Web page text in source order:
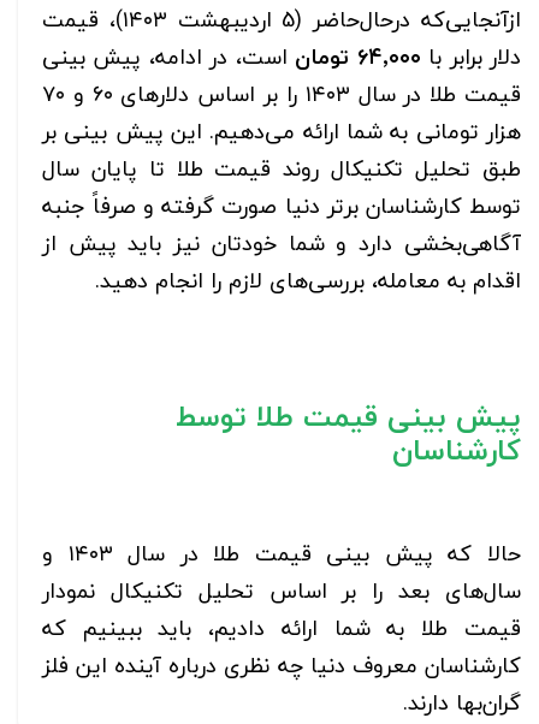
ازآنجایی‌که درحال‌حاضر (5 اردیبهشت ۱۴۰۳)، قیمت
دلار برابر با
۶۴٬۰۰۰ تومان
است، در ادامه، پیش بینی
قیمت طلا در سال ۱۴۰۳ را بر اساس دلارهای ۶۰ و ۷۰
هزار تومانی به شما ارائه می‌دهیم. این پیش بینی بر
طبق تحلیل تکنیکال روند قیمت طلا تا پایان سال
توسط کارشناسان برتر دنیا صورت گرفته و صرفاً جنبه
آگاهی‌بخشی دارد و شما خودتان نیز باید پیش از
اقدام به معامله، بررسی‌های لازم را انجام دهید.
پیش بینی قیمت طلا توسط
کارشناسان
حالا که پیش بینی قیمت طلا در سال ۱۴۰۳ و
سال‌های بعد را بر اساس تحلیل تکنیکال نمودار
قیمت طلا به شما ارائه دادیم، باید ببینیم که
کارشناسان معروف دنیا چه نظری درباره آینده این فلز
گران‌بها دارند.